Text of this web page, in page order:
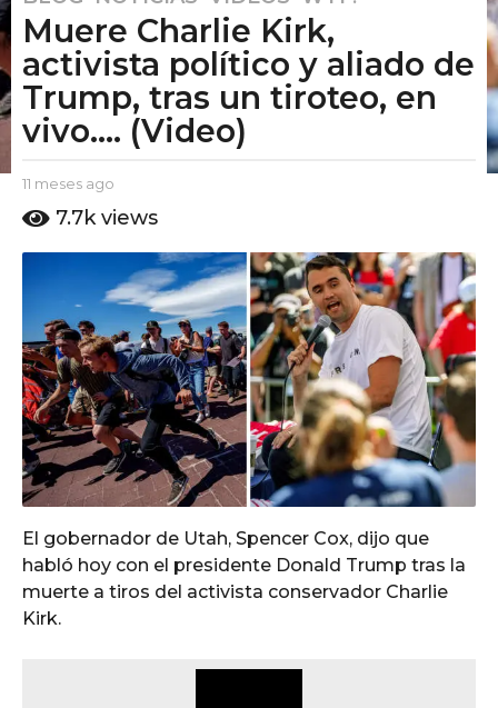
1
e
e
a
g
e
s
e
s
a
g
o
Muere Charlie Kirk,
activista político y aliado de
Trump, tras un tiroteo, en
vivo.... (Video)
b
E
o
A
m
o
11 meses ago
m
e
s
a
g
o
7.7k views
El gobernador de Utah, Spencer Cox, dijo que
habló hoy con el presidente Donald Trump tras la
muerte a tiros del activista conservador Charlie
Kirk.